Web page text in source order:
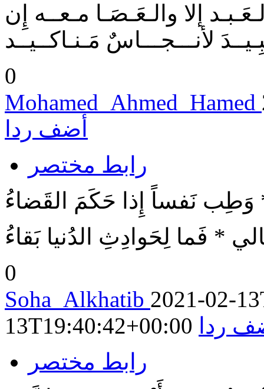
إلا والـعَـصَـا مـعــه إِن
لأنـــجـــاسٌ مَـنـاكــيــد
0
Mohamed_Ahmed_Hamed
أضف ردا
رابط مختصر
وَطِب نَفساً إِذا حَكَمَ القَضاءُ
* فَما لِحَوادِثِ الدُنيا بَقاءُ
0
Soha_Alkhatib 2021-02-
13T19:40:42+00:00 ردا
رابط مختصر